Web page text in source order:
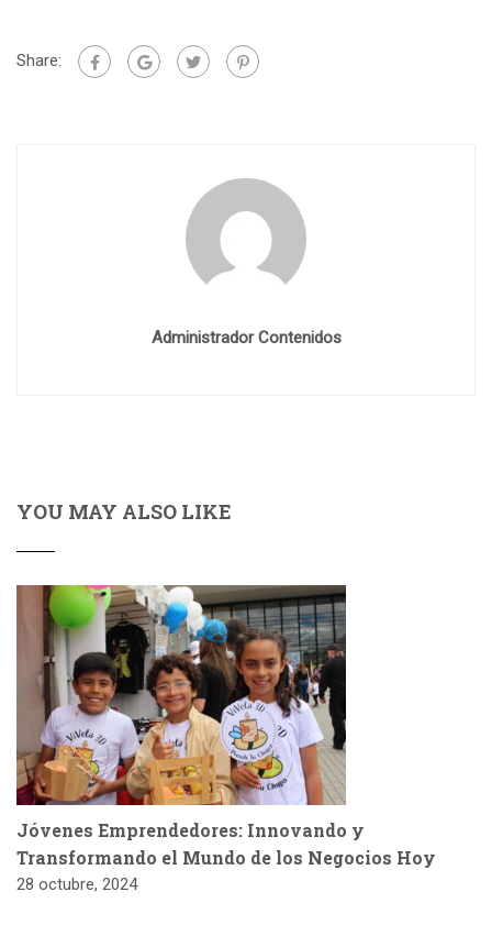
Share:
Administrador Contenidos
YOU MAY ALSO LIKE
Jóvenes Emprendedores: Innovando y
Transformando el Mundo de los Negocios Hoy
28 octubre, 2024